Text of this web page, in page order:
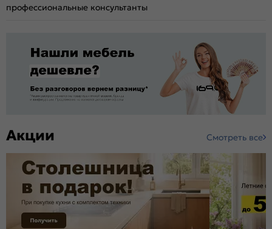
профессиональные консультанты
Акции Смотреть все